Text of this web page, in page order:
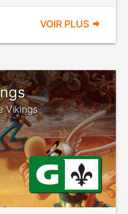
VOIR PLUS
Vikings